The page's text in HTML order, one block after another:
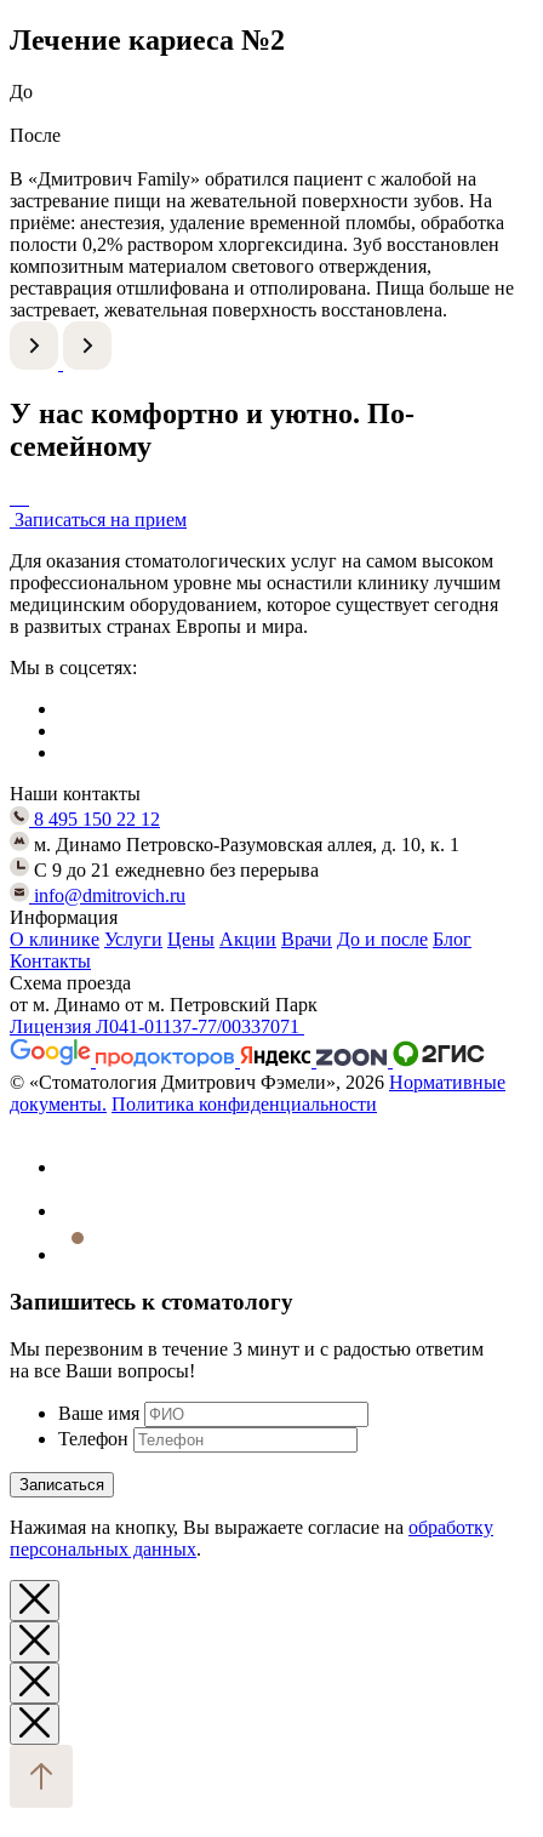
Лечение кариеса №2
До
После
В «Дмитрович Family» обратился пациент с жалобой на
застревание пищи на жевательной поверхности зубов. На
приёме: анестезия, удаление временной пломбы, обработка
полости 0,2% раствором хлоргексидина. Зуб восстановлен
композитным материалом светового отверждения,
реставрация отшлифована и отполирована. Пища больше не
застревает, жевательная поверхность восстановлена.
У нас комфортно и уютно. По-
семейному
Записаться на прием
Для оказания стоматологических услуг на самом высоком
профессиональном уровне мы оснастили клинику лучшим
медицинским оборудованием, которое существует сегодня
в развитых странах Европы и мира.
Мы в соцсетях:
Наши контакты
8 495 150 22 12
м. Динамо Петровско-Разумовская аллея, д. 10, к. 1
C 9 до 21 ежедневно без перерыва
info@dmitrovich.ru
Информация
О клинике Услуги Цены Акции Врачи До и после Блог
Контакты
Схема проезда
от м. Динамо от м. Петровский Парк
Лицензия Л041-01137-77/00337071
© «Стоматология Дмитрович Фэмели», 2026 Нормативные
документы. Политика конфиденциальности
Запишитесь к стоматологу
Мы перезвоним в течение 3 минут и с радостью ответим
на все Ваши вопросы!
Ваше имя
Телефон
Записаться
Нажимая на кнопку, Вы выражаете согласие на обработку
персональных данных.